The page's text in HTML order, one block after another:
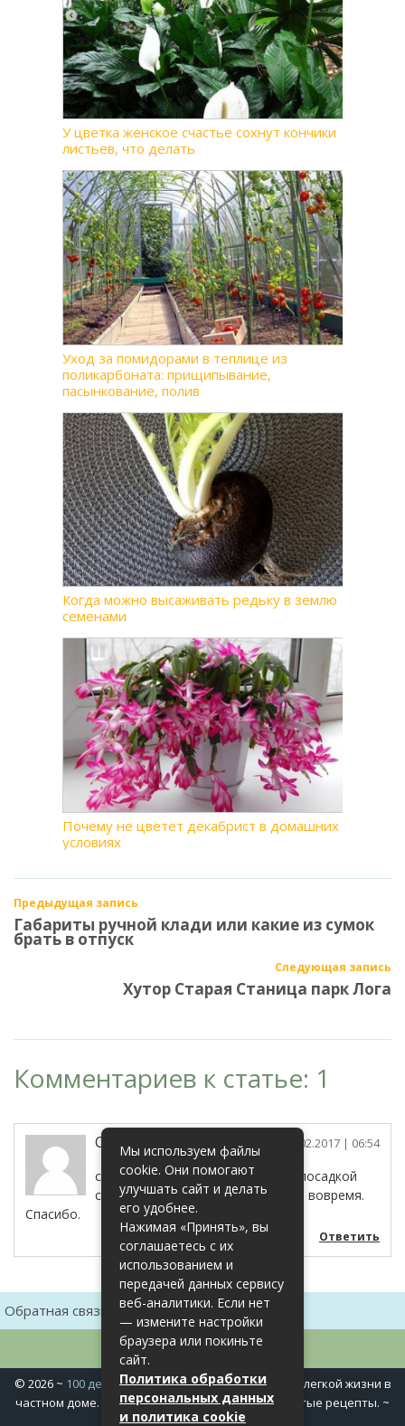
У цветка женское счастье сохнут кончики
листьев, что делать
Уход за помидорами в теплице из
поликарбоната: прищипывание,
пасынкование, полив
Когда можно высаживать редьку в землю
семенами
Почему не цветет декабрист в домашних
условиях
Предыдущая запись
Габариты ручной клади или какие из сумок
брать в отпуск
Следующая запись
Хутор Старая Станица парк Лога
Комментариев к статье: 1
Ольга 13.02.2017 | 06:54
сейчас самое время заниматься посадкой
семян томатов на рассаду. Очень вовремя.
Спасибо.
Ответить
Обратная связь Карта сайта
© 2026~ 100 дел в доме~ Полезные хитрости для легкой жизни в
частном доме. Сад, огород, дела домашние, простые рецепты. ~
Политика конфиденциальности
Мы используем файлы
cookie. Они помогают
улучшать сайт и делать
его удобнее.
Нажимая «Принять», вы
соглашаетесь с их
использованием и
передачей данных сервису
веб-аналитики. Если нет
— измените настройки
браузера или покиньте
сайт.
Политика обработки
персональных данных
и политика cookie